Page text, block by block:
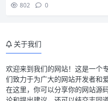
802 0
关于我们
欢迎来到我们的网站！这是一个
们致力于为广大的网站开发者和
在这里，你可以分享你的网站源